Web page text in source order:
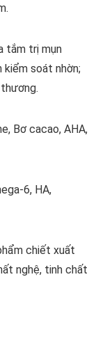
tắm trị mụn
kiểm soát nhờn;
Bơ cacao, AHA,
6, HA,
chiết xuất
nghệ, tinh chất